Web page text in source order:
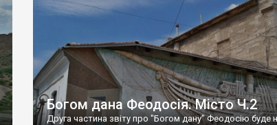
Богом дана Феодосія. Місто Ч.2
Друга частина звіту про "Богом дану" Феодосію буде